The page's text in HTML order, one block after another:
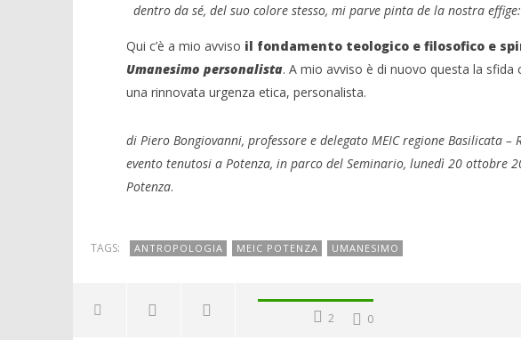
dentro da sé, del suo colore stesso, mi parve pinta de la nostra
Qui c’è a mio avviso il fondamento teologico e filosofico e
Umanesimo personalista. A mio avviso è di nuovo questa la
una rinnovata urgenza etica, personalista.
di Piero Bongiovanni, professore e delegato MEIC regione Basilicata –
evento tenutosi a Potenza, in parco del Seminario, lunedì 20 ottobre
Potenza.
TAGS: ANTROPOLOGIA MEIC POTENZA UMANESIMO
2 0